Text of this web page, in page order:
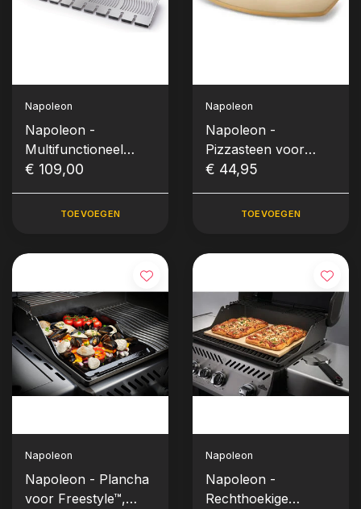
Napoleon
Napoleon -
Multifunctioneel
warmhoudrooster
(PRO) 500 &
€ 109,00
TOEVOEGEN
Napoleon
Napoleon -
Pizzasteen voor
TravelQ™ 285
€ 44,95
TOEVOEGEN
Napoleon
Napoleon - Plancha
voor Freestyle™,
Napoleon
Napoleon -
Rechthoekige